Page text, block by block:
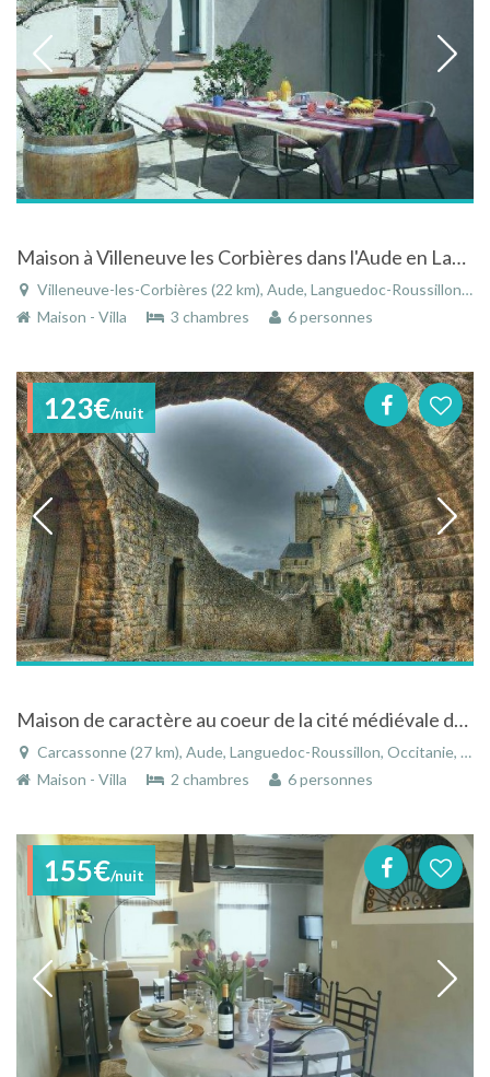
Maison à Villeneuve les Corbières dans l'Aude en Languedoc-Roussillon avec vue sur les montagnes
Villeneuve-les-Corbières (22 km), Aude, Languedoc-Roussillon, Occitanie, France
Maison - Villa
3 chambres 6 personnes
123€/nuit
Maison de caractère au coeur de la cité médiévale de Carcassonne dans le Languedoc-Roussillon
Carcassonne (27 km), Aude, Languedoc-Roussillon, Occitanie, France
Maison - Villa
2 chambres 6 personnes
155€/nuit